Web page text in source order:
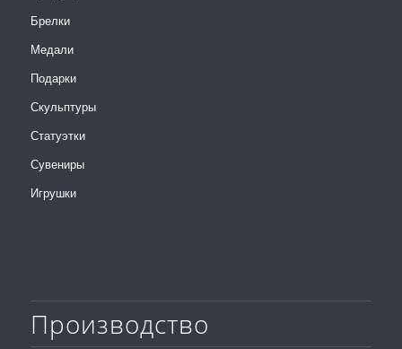
Брелки
Медали
Подарки
Скульптуры
Статуэтки
Сувениры
Игрушки
Производство